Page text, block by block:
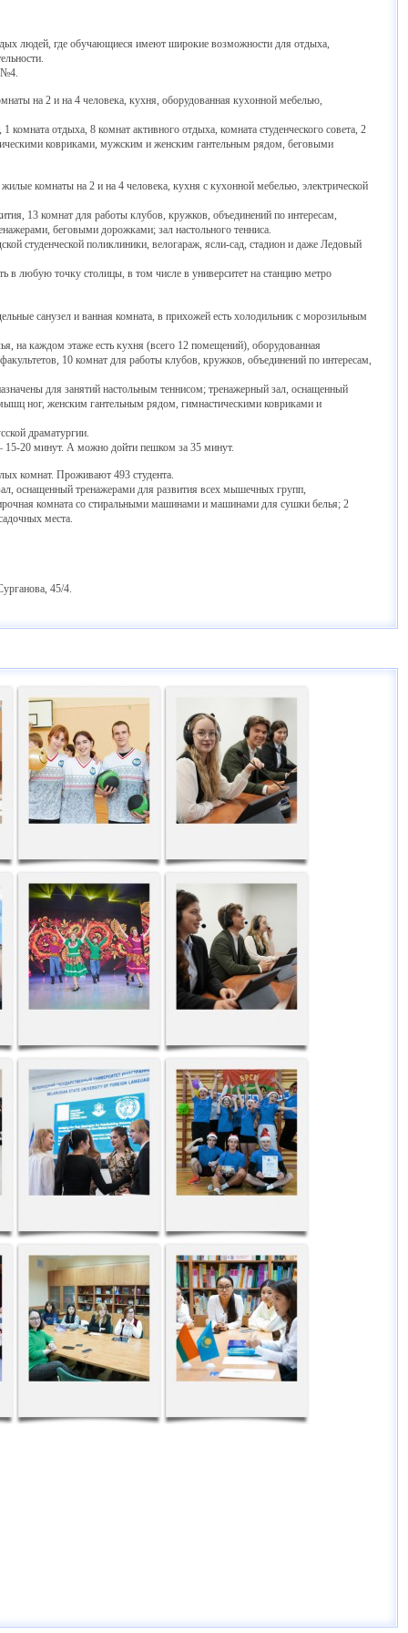
людей, где обучающиеся имеют широкие возможности для отдыха,
на 2 и на 4 человека, кухня, оборудованная кухонной мебелью,
отдыха, 8 комнат активного отдыха, комната студенческого совета, 2
ковриками, мужским и женским гантельным рядом, беговыми
комнаты на 2 и на 4 человека, кухня с кухонной мебелью, электрической
13 комнат для работы клубов, кружков, объединений по интересам,
беговыми дорожками; зал настольного тенниса.
студенческой поликлиники, велогараж, ясли-сад, стадион и даже Ледовый
любую точку столицы, в том числе в университет на станцию метро
санузел и ванная комната, в прихожей есть холодильник с морозильным
каждом этаже есть кухня (всего 12 помещений), оборудованная
10 комнат для работы клубов, кружков, объединений по интересам,
для занятий настольным теннисом; тренажерный зал, оснащенный
ног, женским гантельным рядом, гимнастическими ковриками и
драматургии.
минут. А можно дойти пешком за 35 минут.
комнат. Проживают 493 студента.
оснащенный тренажерами для развития всех мышечных групп,
комната со стиральными машинами и машинами для сушки белья; 2
места.
45/4.